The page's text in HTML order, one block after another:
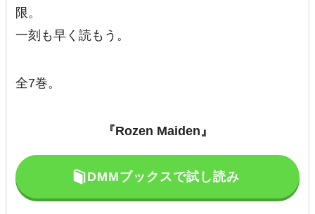
限。
一刻も早く読もう。
全7巻。
『Rozen Maiden』
DMMブックスで試し読み